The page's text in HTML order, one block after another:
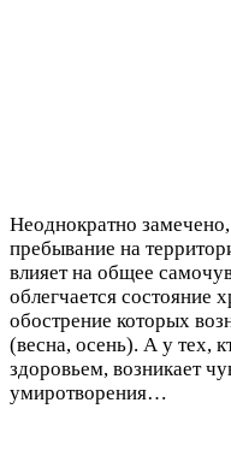
Неоднократно
пребывание на
влияет на общее
облегчается состояние
обострение которых
(весна, осень). А у тех,
здоровьем, возникает
умиротворения…